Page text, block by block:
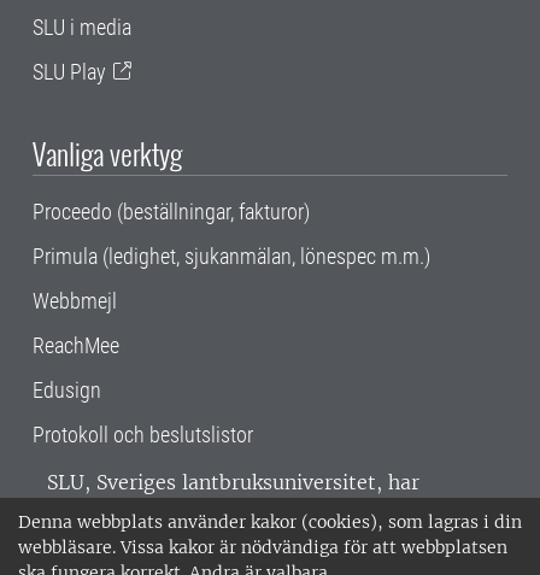
Denna webbplats använder kakor (cookies), som lagras i din
webbläsare. Vissa kakor är nödvändiga för att webbplatsen
SLU i media
SLU Play
Vanliga verktyg
Proceedo (beställningar, fakturor)
Primula (ledighet, sjukanmälan, lönespec m.m.)
Webbmejl
ReachMee
Edusign
Protokoll och beslutslistor
SLU, Sveriges lantbruksuniversitet, har
verksamhet över hela Sverige. Huvudorter är
Alnarp, Uppsala och Umeå.SLU är
miljöcertifierat enligt ISO 14001. •